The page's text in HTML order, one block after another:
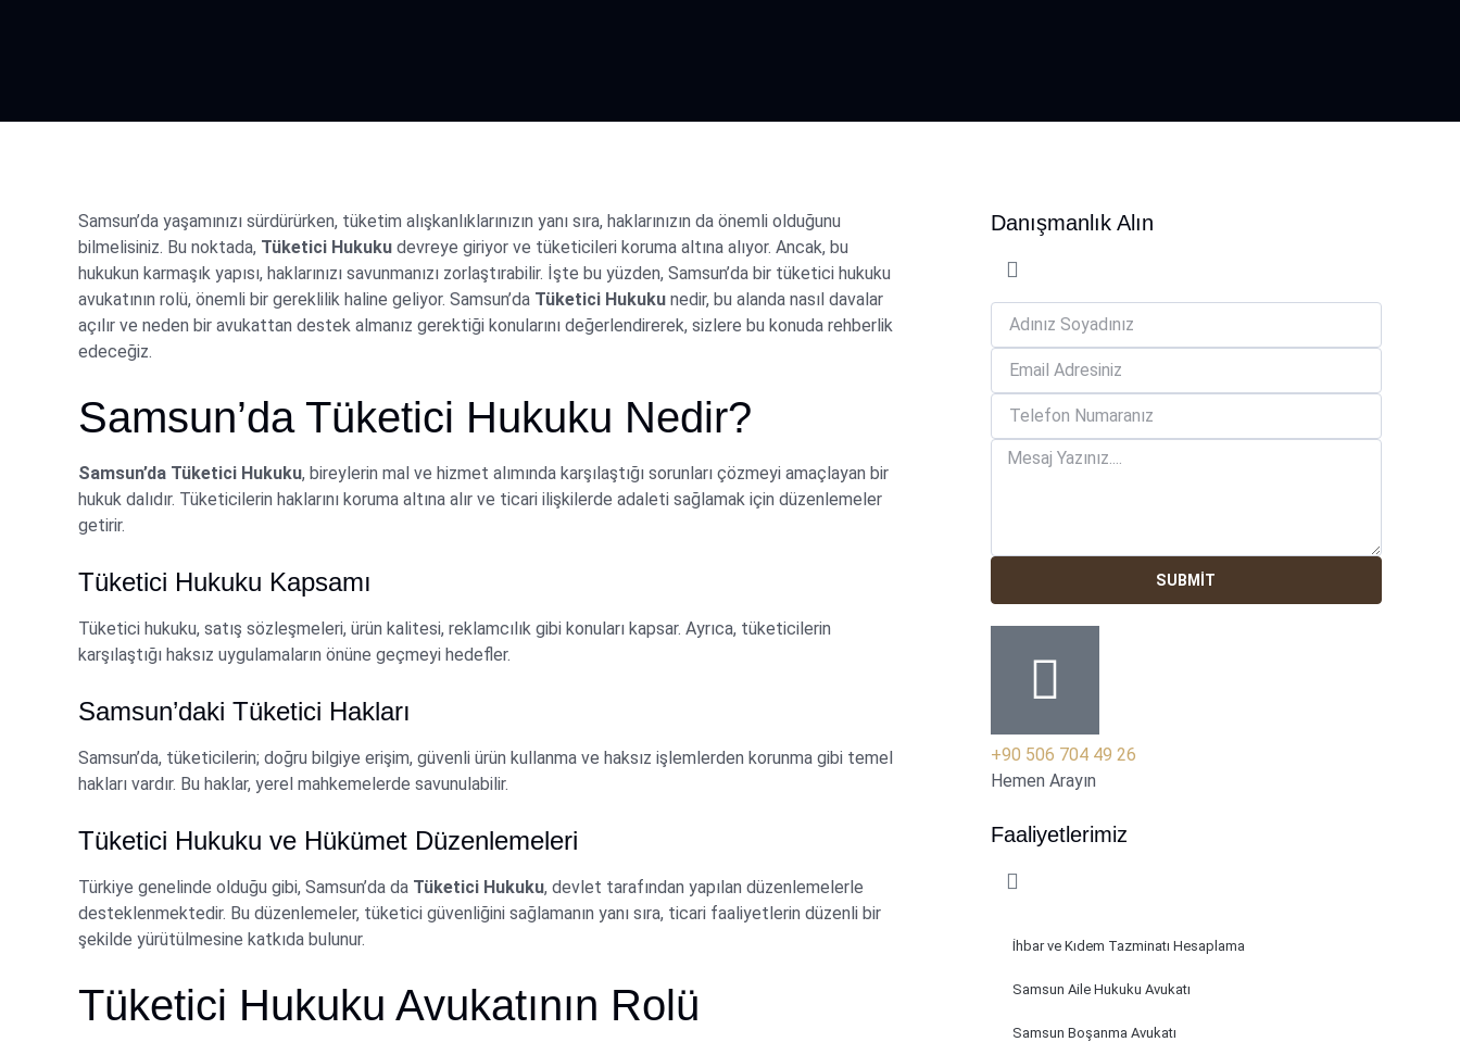
Samsun’da yaşamınızı sürdürürken, tüketim alışkanlıklarınızın yanı sıra, haklarınızın da önemli olduğunu
bilmelisiniz. Bu noktada, Tüketici Hukuku devreye giriyor ve tüketicileri koruma altına alıyor. Ancak, bu
hukukun karmaşık yapısı, haklarınızı savunmanızı zorlaştırabilir. İşte bu yüzden, Samsun’da bir tüketici hukuku
avukatının rolü, önemli bir gereklilik haline geliyor. Samsun’da Tüketici Hukuku nedir, bu alanda nasıl davalar
açılır ve neden bir avukattan destek almanız gerektiği konularını değerlendirerek, sizlere bu konuda rehberlik
edeceğiz.
Samsun’da Tüketici Hukuku Nedir?
Samsun’da Tüketici Hukuku, bireylerin mal ve hizmet alımında karşılaştığı sorunları çözmeyi amaçlayan bir
hukuk dalıdır. Tüketicilerin haklarını koruma altına alır ve ticari ilişkilerde adaleti sağlamak için düzenlemeler
getirir.
Tüketici Hukuku Kapsamı
Tüketici hukuku, satış sözleşmeleri, ürün kalitesi, reklamcılık gibi konuları kapsar. Ayrıca, tüketicilerin
karşılaştığı haksız uygulamaların önüne geçmeyi hedefler.
Samsun’daki Tüketici Hakları
Samsun’da, tüketicilerin; doğru bilgiye erişim, güvenli ürün kullanma ve haksız işlemlerden korunma gibi temel
hakları vardır. Bu haklar, yerel mahkemelerde savunulabilir.
Tüketici Hukuku ve Hükümet Düzenlemeleri
Türkiye genelinde olduğu gibi, Samsun’da da Tüketici Hukuku, devlet tarafından yapılan düzenlemelerle
desteklenmektedir. Bu düzenlemeler, tüketici güvenliğini sağlamanın yanı sıra, ticari faaliyetlerin düzenli bir
şekilde yürütülmesine katkıda bulunur.
Tüketici Hukuku Avukatının Rolü
Danışmanlık Alın
SUBMIT
+90 506 704 49 26
Hemen Arayın
Faaliyetlerimiz
İhbar ve Kıdem Tazminatı Hesaplama
Samsun Aile Hukuku Avukatı
Samsun Boşanma Avukatı